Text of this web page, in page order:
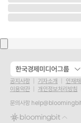
한국경제미디어그룹
공지사항 기자소개 인재
이용약관
개인정보처리방침
문의사항